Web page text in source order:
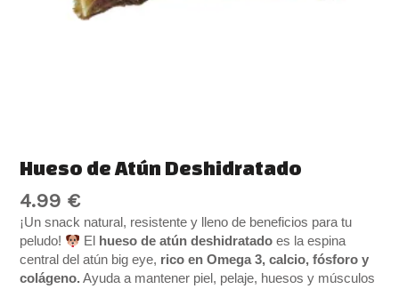
Hueso de Atún Deshidratado
4.99 €
¡Un snack natural, resistente y lleno de beneficios para tu
peludo!
El hueso de atún deshidratado es la espina
central del atún big eye, rico en Omega 3, calcio, fósforo y
colágeno. Ayuda a mantener piel, pelaje, huesos y músculos